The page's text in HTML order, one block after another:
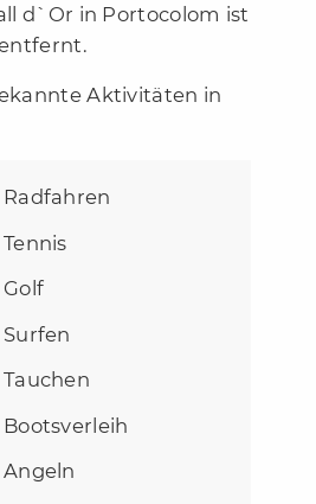
d`Or in Portocolom ist
Aktivitäten in
Radfahren
Tennis
Golf
Surfen
Tauchen
Bootsverleih
Angeln